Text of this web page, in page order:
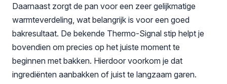
Daarnaast zorgt de pan voor een zeer gelijkmatige
warmteverdeling, wat belangrijk is voor een goed
bakresultaat. De bekende Thermo-Signal stip helpt je
bovendien om precies op het juiste moment te
beginnen met bakken. Hierdoor voorkom je dat
ingrediënten aanbakken of juist te langzaam garen.